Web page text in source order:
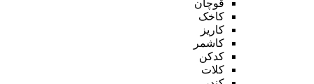
قوچان
کاخک
کاریز
کاشمر
کدکن
کلات